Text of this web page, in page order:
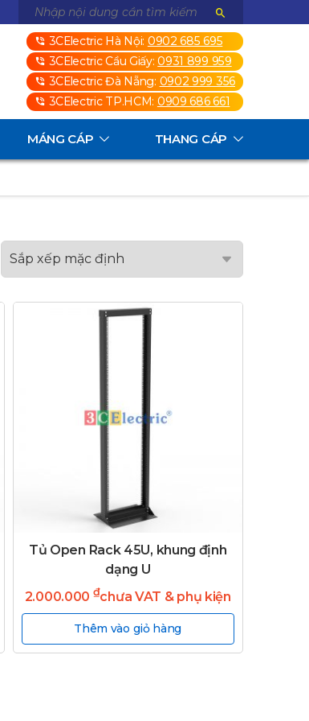
3CElectric Hà Nội: 0902 685 695
3CElectric Cầu Giấy:0931 899 959
3CElectric Đà Nẵng: 0902 999 356
3CElectric TP.HCM: 0909 686 661
MÁNG CÁP THANG CÁP
Tủ Open Rack 45U, khung định
dạng U
2.000.000 ₫chưa VAT & phụ kiện
Thêm vào giỏ hàng